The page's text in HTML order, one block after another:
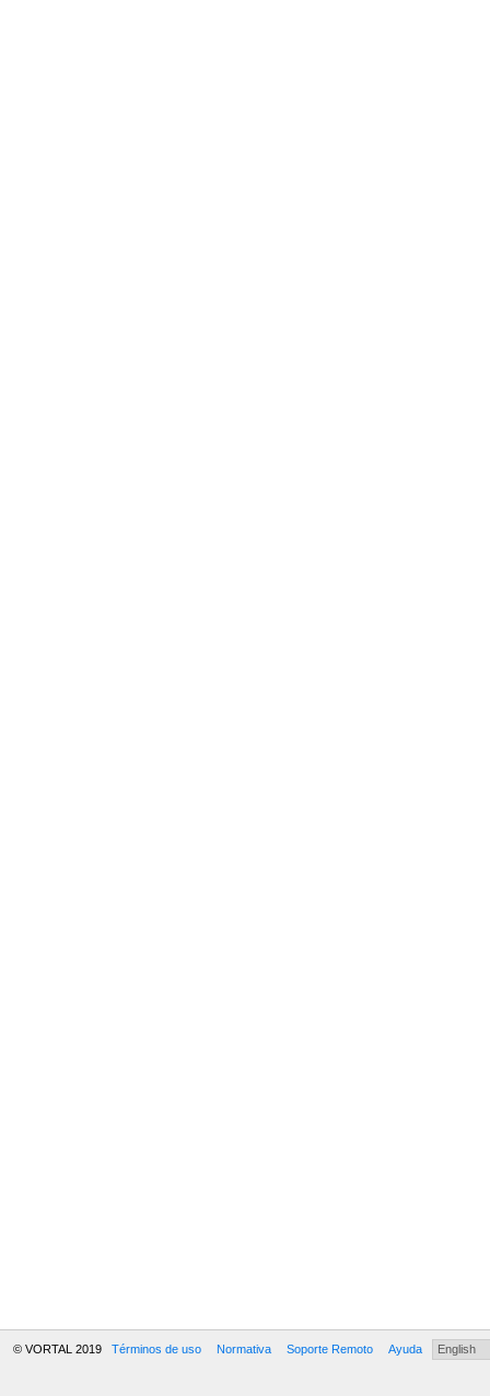
© VORTAL 2019 Términos de uso Normativa Soporte Remoto Ayuda